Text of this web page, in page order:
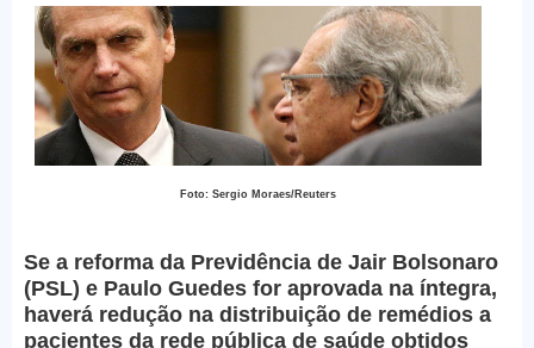
Foto: Sergio Moraes/Reuters
Se a reforma da Previdência de Jair Bolsonaro
(PSL) e Paulo Guedes for aprovada na íntegra,
haverá redução na distribuição de remédios a
pacientes da rede pública de saúde obtidos